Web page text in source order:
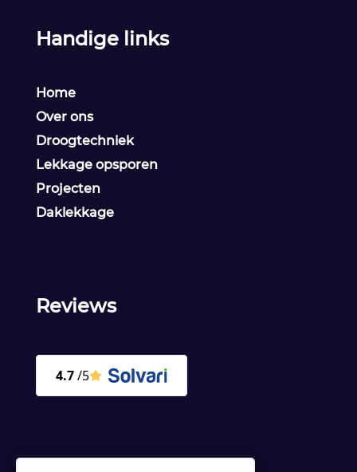
Handige links
Home
Over ons
Droogtechniek
Lekkage opsporen
Projecten
Daklekkage
Reviews